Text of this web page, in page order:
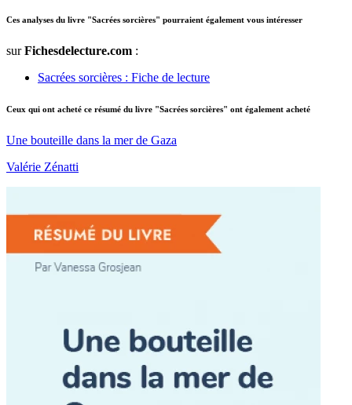
Ces analyses du livre "Sacrées sorcières" pourraient également vous intéresser
surFichesdelecture.com :
Sacrées sorcières : Fiche de lecture
Ceux qui ont acheté ce résumé du livre "Sacrées sorcières" ont également acheté
Une bouteille dans la mer de Gaza
Valérie Zénatti